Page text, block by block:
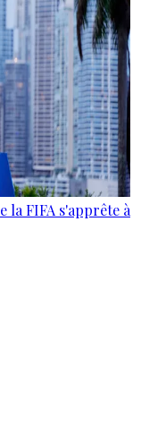
la FIFA s'apprête à